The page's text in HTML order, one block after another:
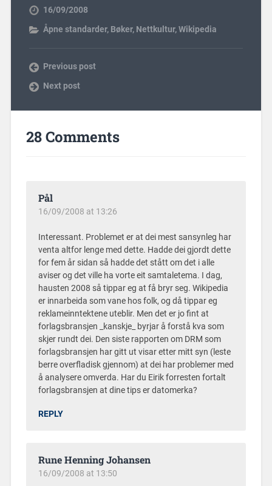
16/09/2008
Åpne standarder, Bøker, Nettkultur,Wikipedia
Previous post
Next post
28 Comments
Pål
16/09/2008 at 13:26
Interessant. Problemet er at dei mest sansynleg har
venta altfor lenge med dette. Hadde dei gjordt dette
for fem år sidan så hadde det stått om det i alle
aviser og det ville ha vorte eit samtaletema. I dag,
hausten 2008 så tippar eg at få bryr seg. Wikipedia
er innarbeida som vane hos folk, og då tippar eg
reklameinntektene uteblir. Men det er jo fint at
forlagsbransjen _kanskje_ byrjar å forstå kva som
skjer rundt dei. Den siste rapporten om DRM som
forlagsbransjen har gitt ut visar etter mitt syn (leste
berre overfladisk gjennom) at dei har problemer med
å analysere omverda. Har du Eirik forresten fortalt
forlagsbransjen at dine tips er datomerka?
REPLY
Rune Henning Johansen
16/09/2008 at 13:50